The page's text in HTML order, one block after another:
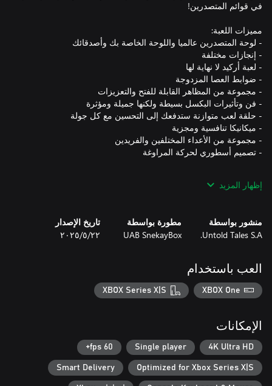
من خلال فتح الإنجازات، ستفتح أيضًا العديد من التعزيزات التي ستتيح
إظهار المزيد
منشور بواسطة
Untold Tales S.A.
مطورة بواسطة
UAB SnekayBox
تاريخ الإصدار
٢٢‏/٥‏/٢٠٢٥
العب باستخدام
XBOX One
XBOX Series X|S
الإمكانات
4K Ultra HD
Single player
60 fps+
Optimized for Xbox Series X|S
Smart Delivery